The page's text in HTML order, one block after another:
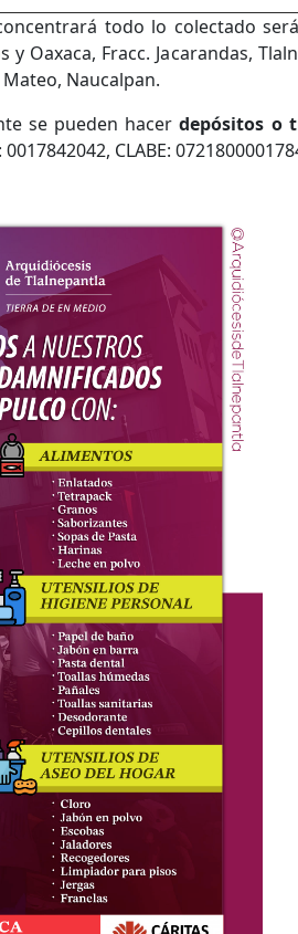
todo lo colectado
Oaxaca, Fracc. Jacarandas,
Mateo, Naucalpan.
se pueden hacerdepósitos o
0017842042, CLABE: